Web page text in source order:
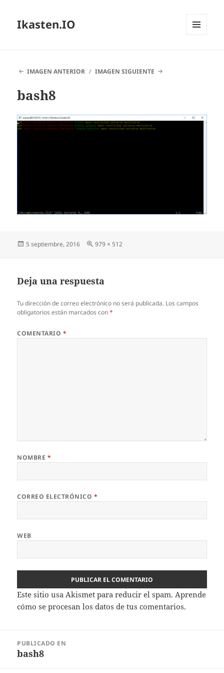
Ikasten.IO
IMAGEN ANTERIOR
IMAGEN SIGUIENTE
bash8
Publicado
5 septiembre, 2016
Tamaño
979 × 512
Deja una respuesta
Tu dirección de correo electrónico no será publicada. Los campos
obligatorios están marcados con*
COMENTARIO *
NOMBRE *
CORREO ELECTRÓNICO *
WEB
Este sitio usa Akismet para reducir el spam.Aprende
cómo se procesan los datos de tus comentarios.
entradas
PUBLICADO EN
bash8